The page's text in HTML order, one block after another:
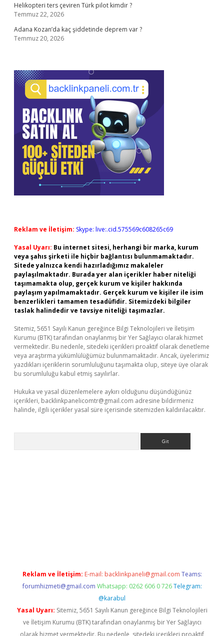
Helikopteri ters çeviren Türk pilot kimdir ?
Temmuz 22, 2026
Adana Kozan’da kaç şiddetinde deprem var ?
Temmuz 20, 2026
Reklam ve İletişim: Skype: live:.cid.575569c608265c69
Yasal Uyarı: Bu internet sitesi, herhangi bir marka, kurum
veya şahıs şirketi ile hiçbir bağlantısı bulunmamaktadır.
Sitede yalnızca kendi hazırladığımız makaleler
paylaşılmaktadır. Burada yer alan içerikler haber niteliği
taşımamakta olup, gerçek kurum ve kişiler hakkında
paylaşım yapılmamaktadır. Gerçek kurum ve kişiler ile isim
benzerlikleri tamamen tesadüfidir. Sitemizdeki bilgiler
taslak halindedir ve tavsiye niteliği taşımazlar.
Sitemiz, 5651 Sayılı Kanun gereğince Bilgi Teknolojileri ve İletişim
Kurumu (BTK) tarafından onaylanmış bir Yer Sağlayıcı olarak hizmet
vermektedir. Bu nedenle, sitedeki içerikleri proaktif olarak denetleme
veya araştırma yükümlülüğümüz bulunmamaktadır. Ancak, üyelerimiz
yazdıkları içeriklerin sorumluluğunu taşımakta olup, siteye üye olarak
bu sorumluluğu kabul etmiş sayılırlar.
Hukuka ve yasal düzenlemelere aykırı olduğunu düşündüğünüz
içerikleri, backlinkpanelicomtr@gmail.com adresine bildirmeniz
halinde, ilgili içerikler yasal süre içerisinde sitemizden kaldırılacaktır.
Reklam ve İletişim: E-mail: backlinkpaneli@gmail.com Teams:
forumhizmeti@gmail.com Whatsapp: 0262 606 0 726 Telegram:
@karabul
Yasal Uyarı: Sitemiz, 5651 Sayılı Kanun gereğince Bilgi Teknolojileri
ve İletişim Kurumu (BTK) tarafından onaylanmış bir Yer Sağlayıcı
olarak hizmet vermektedir. Bu nedenle, sitedeki içerikleri proaktif